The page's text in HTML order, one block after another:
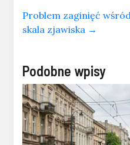
Problem zaginięć
skala zjawiska →
Podobne wpisy